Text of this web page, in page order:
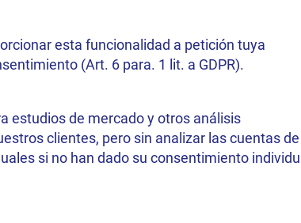
esta funcionalidad a petición tuya
(Art. 6 para. 1 lit. a GDPR).
estudios de mercado y otros análisis
clientes, pero sin analizar las cuentas de
si no han dado su consentimiento